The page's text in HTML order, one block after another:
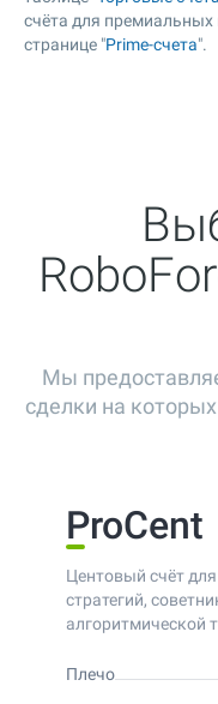
счёта для премиальных
странице "Prime-счета".
Мы
сделки на
ProCent
Центовый счёт
стратегий,
алгоритмической
Плечо